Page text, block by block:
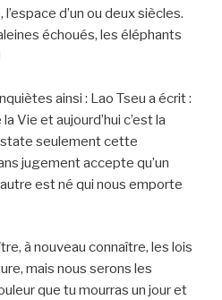
d’un ou deux siècles.
échoués, les éléphants
ainsi : Lao Tseu a écrit :
Vie et aujourd’hui c’est la
seulement cette
jugement accepte qu’un
est né qui nous emporte
à nouveau connaître, les lois
mais nous serons les
que tu mourras un jour et